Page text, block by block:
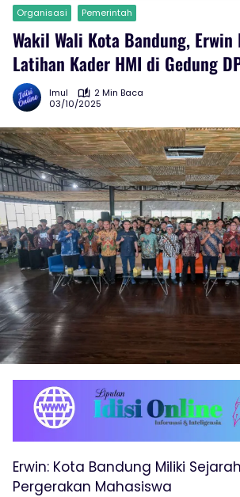
Organisasi Pemerintah
Wakil Wali Kota Bandung,
Latihan Kader HMI di Gedung
Imul
2 Min Baca
03/10/2025
Erwin: Kota Bandung Miliki
Pergerakan Mahasiswa